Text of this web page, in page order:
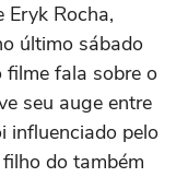
Eryk Rocha,
último sábado
filme fala sobre o
seu auge entre
influenciado pelo
do também